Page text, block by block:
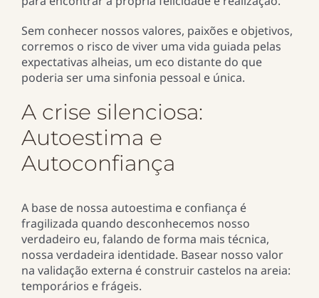
Sem conhecer nossos valores, paixões e objetivos,
corremos o risco de viver uma vida guiada pelas
expectativas alheias, um eco distante do que
poderia ser uma sinfonia pessoal e única.
A crise silenciosa:
Autoestima e
Autoconfiança
A base de nossa autoestima e confiança é
fragilizada quando desconhecemos nosso
verdadeiro eu, falando de forma mais técnica,
nossa verdadeira identidade. Basear nosso valor
na validação externa é construir castelos na areia:
temporários e frágeis.